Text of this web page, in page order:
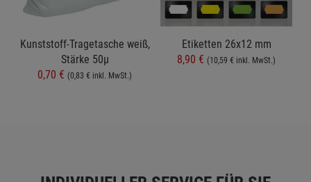
Kunststoff-Tragetasche weiß,
Stärke 50µ
0,70 € (0,83 € inkl. MwSt.)
Etiketten 26x12 mm
8,90 € (10,59 € inkl. MwSt.)